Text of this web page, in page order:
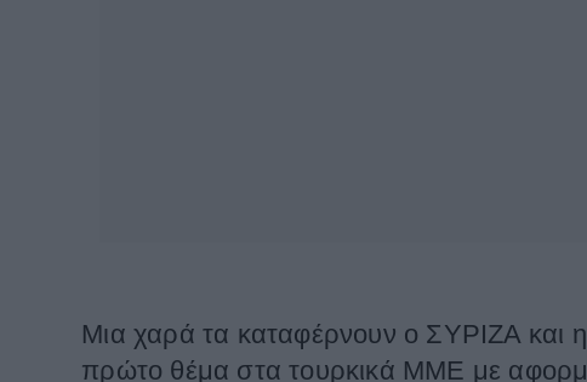
Μια χαρά τα καταφέρνουν ο ΣΥΡΙΖΑ και
πρώτο θέμα στα τουρκικά ΜΜΕ με